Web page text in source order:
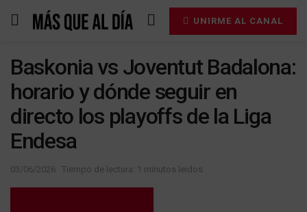
UNIRME AL CANAL
Baskonia vs Joventut Badalona:
horario y dónde seguir en
directo los playoffs de la Liga
Endesa
03/06/2026 Tiempo de lectura: 1 minutos leidos